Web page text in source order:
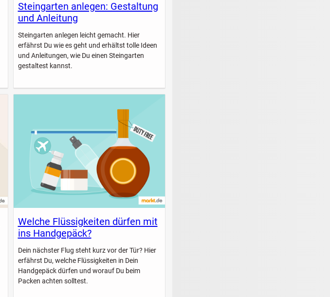
Steingarten anlegen: Gestaltung
und Anleitung
Steingarten anlegen leicht gemacht. Hier
erfährst Du wie es geht und erhältst tolle Ideen
und Anleitungen, wie Du einen Steingarten
gestaltest kannst.
Welche Flüssigkeiten dürfen mit
ins Handgepäck?
Dein nächster Flug steht kurz vor der Tür? Hier
erfährst Du, welche Flüssigkeiten in Dein
Handgepäck dürfen und worauf Du beim
Packen achten solltest.